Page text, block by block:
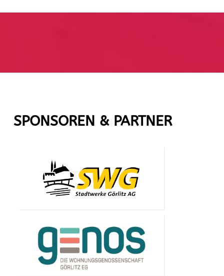
SPONSOREN & PARTNER